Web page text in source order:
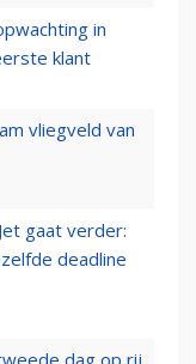
in
klant
vliegveld van
gaat verder:
deadline